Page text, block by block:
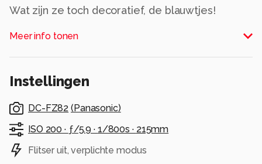
Wat zijn ze toch decoratief, de blauwtjes!
Alle rechten voorbehouden
Meer info tonen
Instellingen
DC-FZ82 (Panasonic)
ISO 200 · ƒ/5.9 · 1/800s · 215mm
Flitser uit, verplichte modus